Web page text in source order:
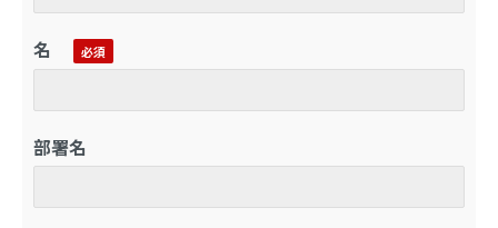
名
部署名